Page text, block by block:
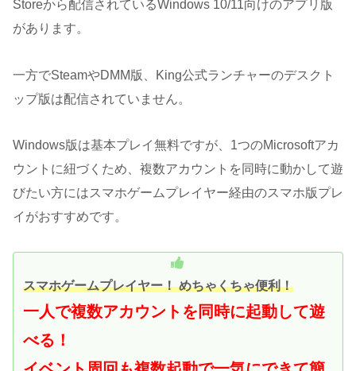
Storeから配信されているWindows 10/11向けのアプリ版
があります。
一方でSteamやDMM版、King公式ランチャーのデスクト
ップ版は配信されていません。
Windows版は基本プレイ無料ですが、1つのMicrosoftアカ
ウントに紐づくため、複数アカウントを同時に動かして遊
びたい方にはスマホゲームプレイヤー経由のスマホ版プレ
イがおすすめです。
スマホゲームプレイヤー！ めちゃくちゃ便利！
一人で複数アカウントを同時に起動して遊
べる！